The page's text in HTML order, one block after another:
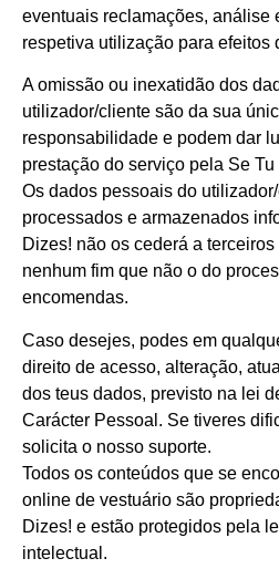
eventuais reclamações, análise
respetiva utilização para efeitos
A omissão ou inexatidão dos
utilizador/cliente são da sua
responsabilidade e podem dar
prestação do serviço pela Se Tu
Os dados pessoais do
processados e armazenados
Dizes! não os cederá a
nenhum fim que não o do
encomendas.
Caso desejes, podes em
direito de acesso, alteração,
dos teus dados, previsto na lei
Carácter Pessoal. Se tiveres
solicita o nosso suporte.
Todos os conteúdos que se
online de vestuário são
Dizes! e estão protegidos pela
intelectual.